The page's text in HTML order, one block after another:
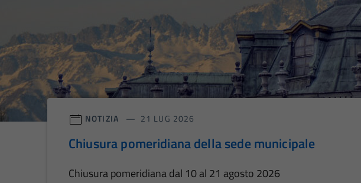
NOTIZIA 21 LUG 2026
Chiusura pomeridiana della sede municipale
Chiusura pomeridiana dal 10 al 21 agosto 2026